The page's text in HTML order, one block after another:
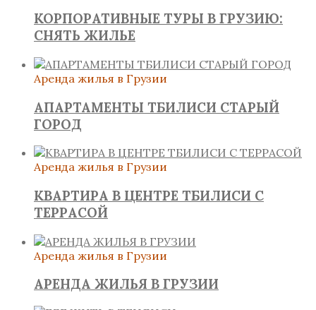
КОРПОРАТИВНЫЕ ТУРЫ В ГРУЗИЮ:
СНЯТЬ ЖИЛЬЕ
Аренда жилья в Грузии
АПАРТАМЕНТЫ ТБИЛИСИ СТАРЫЙ
ГОРОД
Аренда жилья в Грузии
КВАРТИРА В ЦЕНТРЕ ТБИЛИСИ С
ТЕРРАСОЙ
Аренда жилья в Грузии
АРЕНДА ЖИЛЬЯ В ГРУЗИИ